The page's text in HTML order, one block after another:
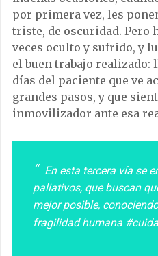
por primera vez, les
triste, de oscuridad. Pero
veces oculto y sufrido, y
el buen trabajo realizado:
días del paciente que ve
grandes pasos, y que
inmovilizador ante esa
En esta tercera vía se
paliativos, que buscan
mejor posible,
fragilidad humana